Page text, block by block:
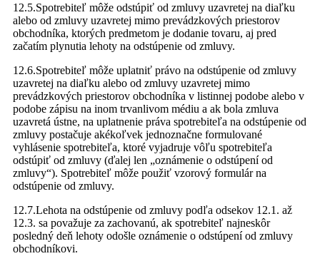
12.5.Spotrebiteľ môže odstúpiť od zmluvy uzavretej na diaľku
alebo od zmluvy uzavretej mimo prevádzkových priestorov
obchodníka, ktorých predmetom je dodanie tovaru, aj pred
začatím plynutia lehoty na odstúpenie od zmluvy.
12.6.Spotrebiteľ môže uplatniť právo na odstúpenie od zmluvy
uzavretej na diaľku alebo od zmluvy uzavretej mimo
prevádzkových priestorov obchodníka v listinnej podobe alebo v
podobe zápisu na inom trvanlivom médiu a ak bola zmluva
uzavretá ústne, na uplatnenie práva spotrebiteľa na odstúpenie od
zmluvy postačuje akékoľvek jednoznačne formulované
vyhlásenie spotrebiteľa, ktoré vyjadruje vôľu spotrebiteľa
odstúpiť od zmluvy (ďalej len „oznámenie o odstúpení od
zmluvy“). Spotrebiteľ môže použiť vzorový formulár na
odstúpenie od zmluvy.
12.7.Lehota na odstúpenie od zmluvy podľa odsekov 12.1. až
12.3. sa považuje za zachovanú, ak spotrebiteľ najneskôr
posledný deň lehoty odošle oznámenie o odstúpení od zmluvy
obchodníkovi.